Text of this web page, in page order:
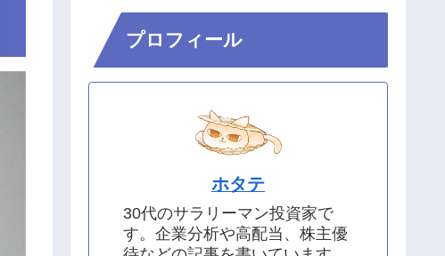
プロフィール
ホタテ
30代のサラリーマン投資家で
す。企業分析や高配当、株主優